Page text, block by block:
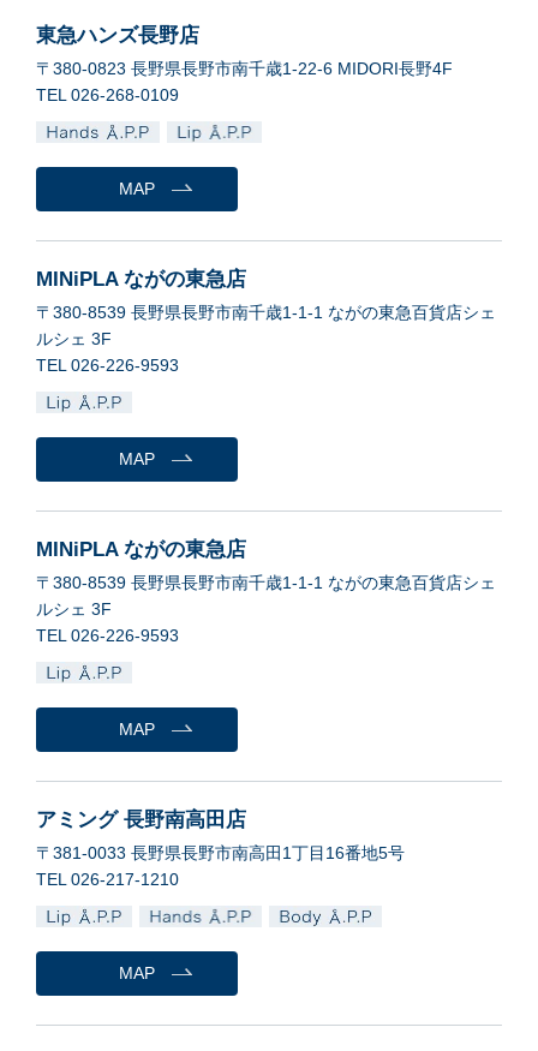
東急ハンズ長野店
〒380-0823 長野県長野市南千歳1-22-6 MIDORI長野4F
TEL 026-268-0109
MAP
MINiPLA ながの東急店
〒380-8539 長野県長野市南千歳1-1-1 ながの東急百貨店シェ
ルシェ 3F
TEL 026-226-9593
MAP
MINiPLA ながの東急店
〒380-8539 長野県長野市南千歳1-1-1 ながの東急百貨店シェ
ルシェ 3F
TEL 026-226-9593
MAP
アミング 長野南高田店
〒381-0033 長野県長野市南高田1丁目16番地5号
TEL 026-217-1210
MAP